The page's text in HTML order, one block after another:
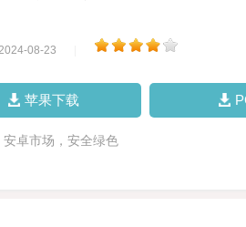
08-23
苹果下载
安卓市场，安全绿色